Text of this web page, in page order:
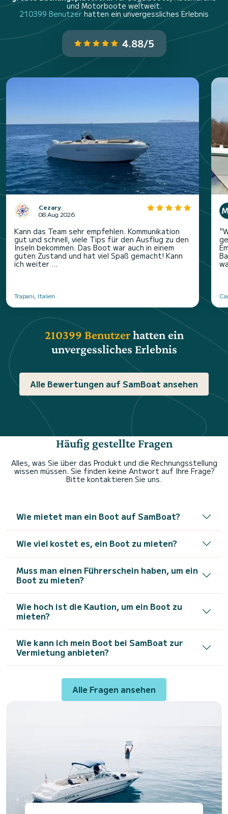
und Motorboote weltweit.
210399 Benutzer hatten ein unvergessliches Erlebnis
4.88/5
Cezary
08 Aug 2026
Kann das Team sehr empfehlen. Kommunikation
gut und schnell, viele Tips für den Ausflug zu den
Inseln bekommen. Das Boot war auch in einem
guten Zustand und hat viel Spaß gemacht! Kann
ich weiter ...
Trapani, Italien
210399 Benutzerhatten ein
unvergessliches Erlebnis
Alle Bewertungen auf SamBoat ansehen
Häufig gestellte Fragen
Alles, was Sie über das Produkt und die Rechnungsstellung
wissen müssen. Sie finden keine Antwort auf Ihre Frage?
Bitte kontaktieren Sie uns.
Wie mietet man ein Boot auf SamBoat?
Wie viel kostet es, ein Boot zu mieten?
Muss man einen Führerschein haben, um ein
Boot zu mieten?
Wie hoch ist die Kaution, um ein Boot zu
mieten?
Wie kann ich mein Boot bei SamBoat zur
Vermietung anbieten?
Alle Fragen ansehen